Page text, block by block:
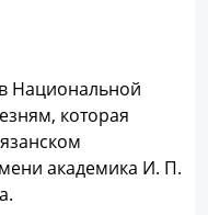
Национальной
которая
академика И. П.